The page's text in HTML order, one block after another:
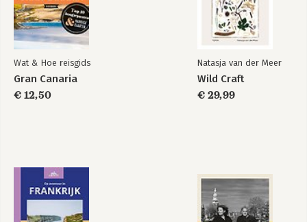
Wat & Hoe reisgids
Gran Canaria
€ 12,50
Natasja van der Meer
Wild Craft
€ 29,99